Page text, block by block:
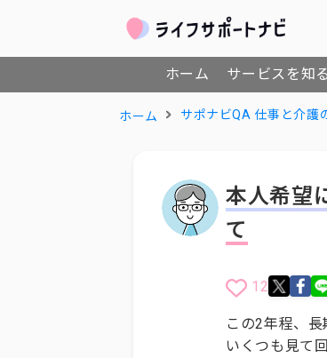
ホーム サービスを知
ホーム サポナビQA 仕事と介護
本人希望
て
12
この2年程、
いくつも見て